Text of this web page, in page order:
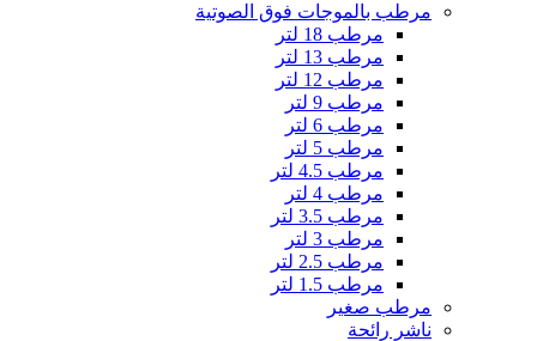
مرطب بالموجات فوق الصوتية
مرطب 18 لتر
مرطب 13 لتر
مرطب 12 لتر
مرطب 9 لتر
مرطب 6 لتر
مرطب 5 لتر
مرطب 4.5 لتر
مرطب 4 لتر
مرطب 3.5 لتر
مرطب 3 لتر
مرطب 2.5 لتر
مرطب 1.5 لتر
مرطب صغير
ناشر رائحة